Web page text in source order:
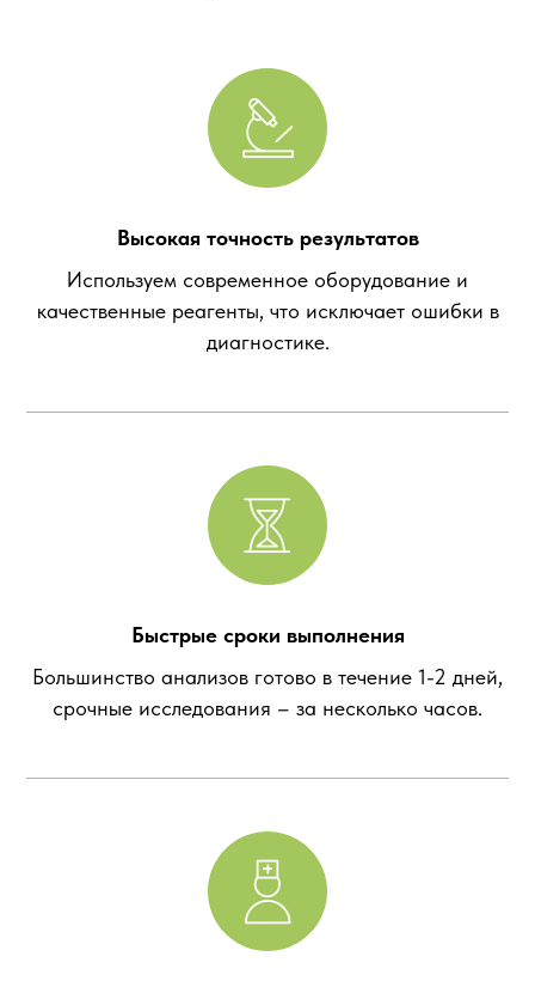
Высокая точность результатов
Используем современное оборудование и
качественные реагенты, что исключает ошибки в
диагностике.
Быстрые сроки выполнения
Большинство анализов готово в течение 1-2 дней,
срочные исследования – за несколько часов.